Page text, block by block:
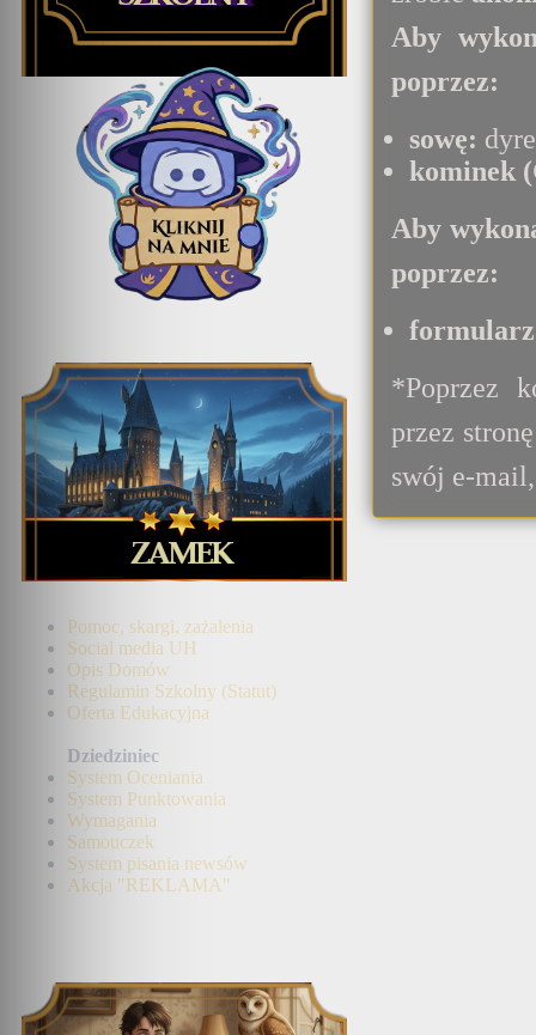
Pomoc, skargi, zażalenia
Social media UH
Opis Domów
Regulamin Szkolny (Statut)
Oferta Edukacyjna
Dziedziniec
System Oceniania
System Punktowania
Wymagania
Samouczek
System pisania newsów
Akcja "REKLAMA"
Aby
poprzez:
sowę:
kominek
Aby
poprzez:
formularz
*Poprzez
przez
swój e-